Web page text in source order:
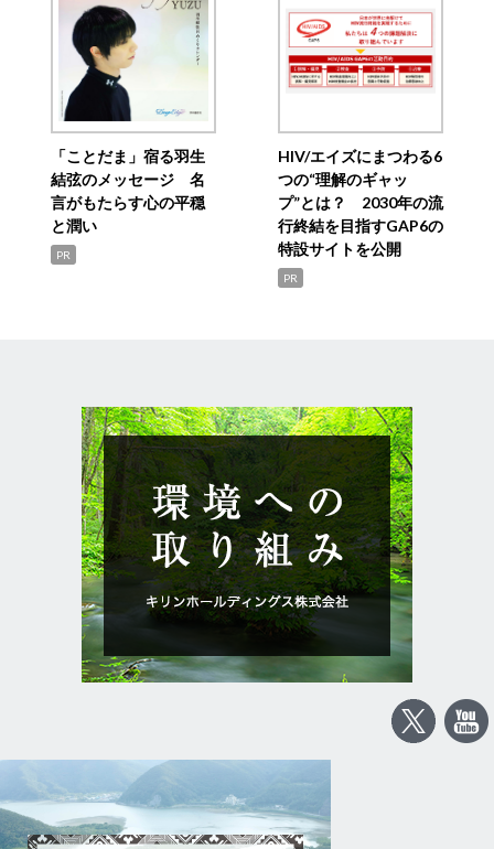
「ことだま」宿る羽生
結弦のメッセージ 名
言がもたらす心の平穏
と潤い
PR
HIV/エイズにまつわる6
つの“理解のギャッ
プ”とは？ 2030年の流
行終結を目指すGAP6の
特設サイトを公開
PR